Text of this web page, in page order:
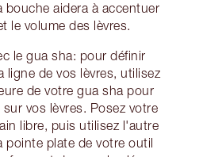
bouche aidera à accentuer
le volume des lèvres.
le gua sha: pour définir
ligne de vos lèvres, utilisez
de votre gua sha pour
vos lèvres. Posez votre
libre, puis utilisez l'autre
pointe plate de votre outil